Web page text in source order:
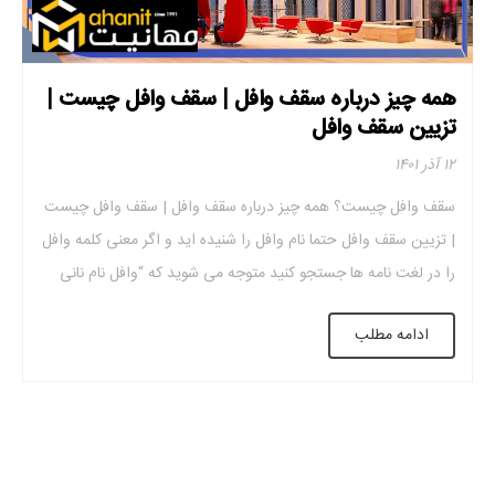
همه چیز درباره سقف وافل | سقف وافل چیست |
تزیین سقف وافل
۱۲ آذر ۱۴۰۱
سقف وافل چیست؟ همه چیز درباره سقف وافل | سقف وافل چیست
| تزیین سقف وافل حتما نام وافل را شنیده اید و اگر معنی کلمه وافل
را در لغت نامه ها جستجو کنید متوجه می شوید که “وافل نام نانی
شیرین و ترد است که بی شباهت به کلوچه نیست”، در واقع این نام
ادامه مطلب